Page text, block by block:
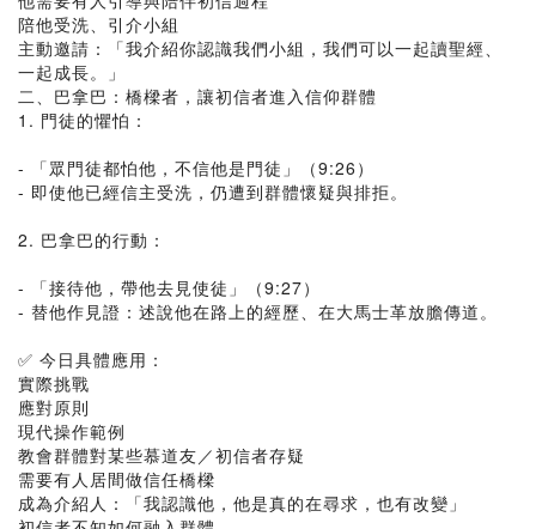
陪他受洗、引介小組
主動邀請：「我介紹你認識我們小組，我們可以一起讀聖經、
一起成長。」
二、巴拿巴：橋樑者，讓初信者進入信仰群體
1. 門徒的懼怕：
- 「眾門徒都怕他，不信他是門徒」（9:26）
- 即使他已經信主受洗，仍遭到群體懷疑與排拒。
2. 巴拿巴的行動：
- 「接待他，帶他去見使徒」（9:27）
- 替他作見證：述說他在路上的經歷、在大馬士革放膽傳道。
✅ 今日具體應用：
實際挑戰
應對原則
現代操作範例
教會群體對某些慕道友／初信者存疑
需要有人居間做信任橋樑
成為介紹人：「我認識他，他是真的在尋求，也有改變」